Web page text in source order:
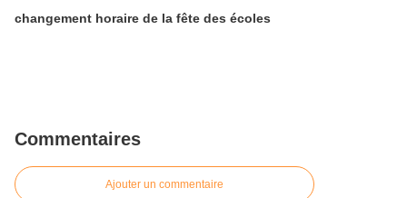
changement horaire de la fête des écoles
Commentaires
Ajouter un commentaire